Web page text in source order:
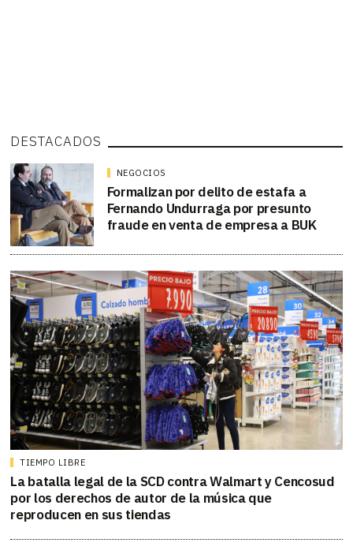
DESTACADOS
NEGOCIOS
Formalizan por delito de estafa a
Fernando Undurraga por presunto
fraude en venta de empresa a BUK
TIEMPO LIBRE
La batalla legal de la SCD contra Walmart y Cencosud
por los derechos de autor de la música que
reproducen en sus tiendas